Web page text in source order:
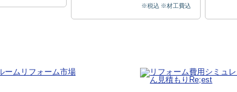
※税込 ※材工費込